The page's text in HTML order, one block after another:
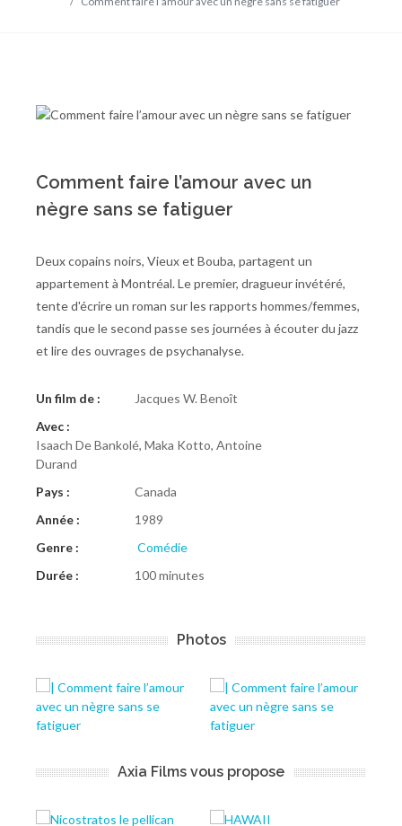
Comment faire l’amour avec un
nègre sans se fatiguer
Deux copains noirs, Vieux et Bouba, partagent un
appartement à Montréal. Le premier, dragueur invétéré,
tente d'écrire un roman sur les rapports hommes/femmes,
tandis que le second passe ses journées à écouter du jazz
et lire des ouvrages de psychanalyse.
Un film de :
Jacques W. Benoît
Avec :
Isaach De Bankolé, Maka Kotto, Antoine
Durand
Pays :
Canada
Année :
1989
Genre :
Comédie
Durée :
100 minutes
Photos
Axia Films vous propose